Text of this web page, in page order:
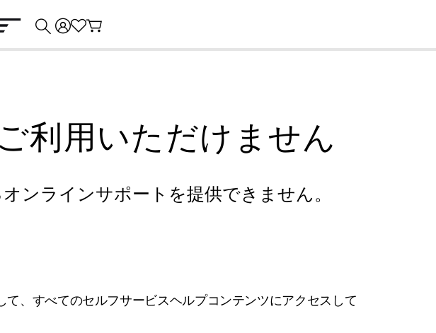
利用いただけません
ンラインサポートを提供できません。
、すべてのセルフサービスヘルプコンテンツにアクセスして